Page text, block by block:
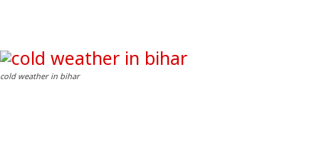
cold weather in bihar